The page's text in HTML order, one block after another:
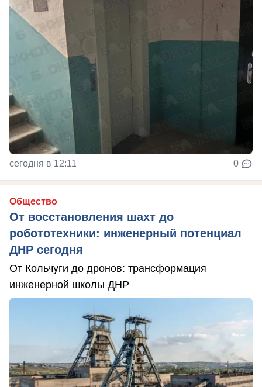
сегодня в 12:11 0
Общество
От восстановления шахт до
робототехники: инженерный потенциал
ДНР сегодня
От Кольчуги до дронов: трансформация
инженерной школы ДНР